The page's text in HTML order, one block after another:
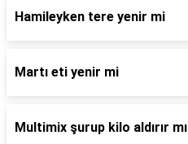
Hamileyken tere yenir mi
Martı eti yenir mi
Multimix şurup kilo aldırır mı